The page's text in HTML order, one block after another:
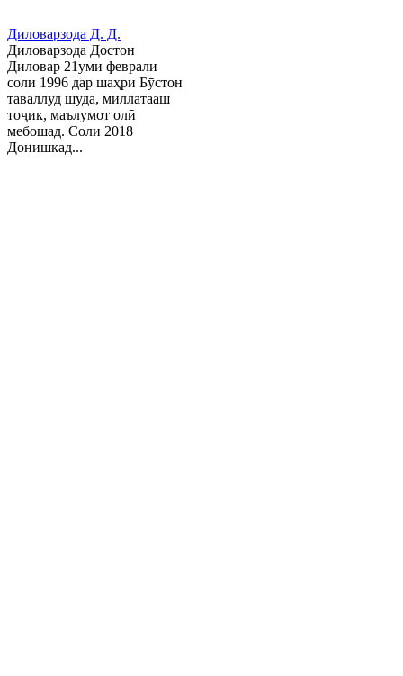
Диловарзода Д. Д.
Диловарзода Достон
Диловар 21уми феврали
соли 1996 дар шаҳри Бӯстон
таваллуд шуда, миллатааш
тоҷик, маълумот олӣ
мебошад. Соли 2018
Донишкад...